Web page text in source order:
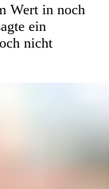
Wert in noch
ein
nicht